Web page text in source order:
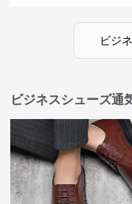
ビジ
ビジネスシューズ通